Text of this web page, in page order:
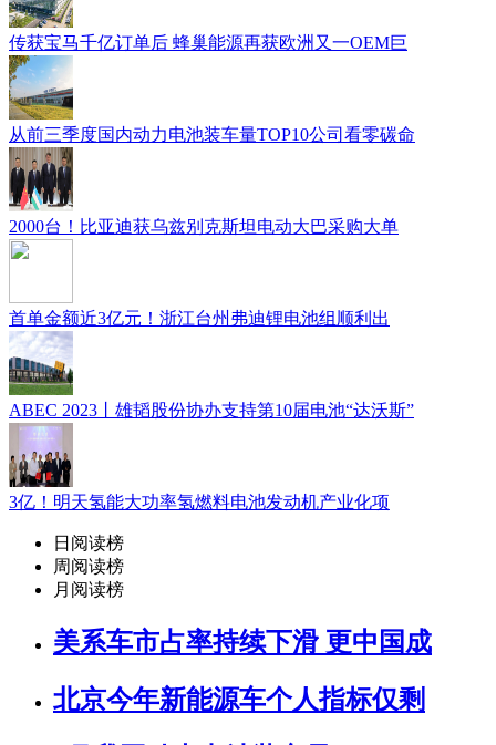
传获宝马千亿订单后 蜂巢能源再获欧洲又一OEM巨
从前三季度国内动力电池装车量TOP10公司看零碳命
2000台！比亚迪获乌兹别克斯坦电动大巴采购大单
首单金额近3亿元！浙江台州弗迪锂电池组顺利出
ABEC 2023丨雄韬股份协办支持第10届电池“达沃斯”
3亿！明天氢能大功率氢燃料电池发动机产业化项
日阅读榜
周阅读榜
月阅读榜
美系车市占率持续下滑 更中国成
北京今年新能源车个人指标仅剩